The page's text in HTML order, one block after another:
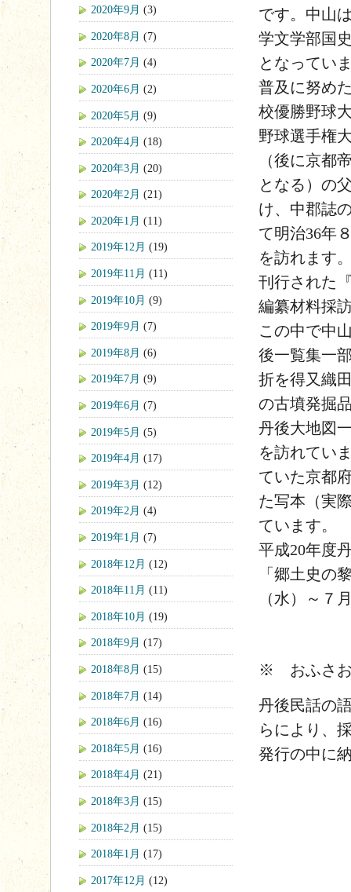
です。中山
学文学部国
となってい
普及に努め
校優勝野球
野球選手権
（後に京都
となる）の
け、中郡誌
て明治36年
を訪れます
刊行された
編纂材料採
この中で中
後一覧集一
折を得又織
の古墳発掘
丹後大地図
を訪れてい
ていた京都
た写本（実
ています。
平成20年度
「郷土史の
（水）～７
※ おふさお
丹後民話の
らにより、
発行の中に
2020年9月 (3)
2020年8月 (7)
2020年7月 (4)
2020年6月 (2)
2020年5月 (9)
2020年4月 (18)
2020年3月 (20)
2020年2月 (21)
2020年1月 (11)
2019年12月 (19)
2019年11月 (11)
2019年10月 (9)
2019年9月 (7)
2019年8月 (6)
2019年7月 (9)
2019年6月 (7)
2019年5月 (5)
2019年4月 (17)
2019年3月 (12)
2019年2月 (4)
2019年1月 (7)
2018年12月 (12)
2018年11月 (11)
2018年10月 (19)
2018年9月 (17)
2018年8月 (15)
2018年7月 (14)
2018年6月 (16)
2018年5月 (16)
2018年4月 (21)
2018年3月 (15)
2018年2月 (15)
2018年1月 (17)
2017年12月 (12)